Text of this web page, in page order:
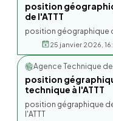
position
de l'ATTT
position géographique
25 janvier 2026,
Agence Technique
position
technique à l'ATTT
position gégraphique
l'ATTT